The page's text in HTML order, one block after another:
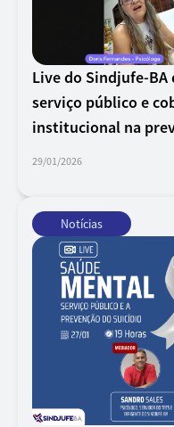
Live do Sindjufe-
serviço público e
institucional na
29/01/2026
Notícias